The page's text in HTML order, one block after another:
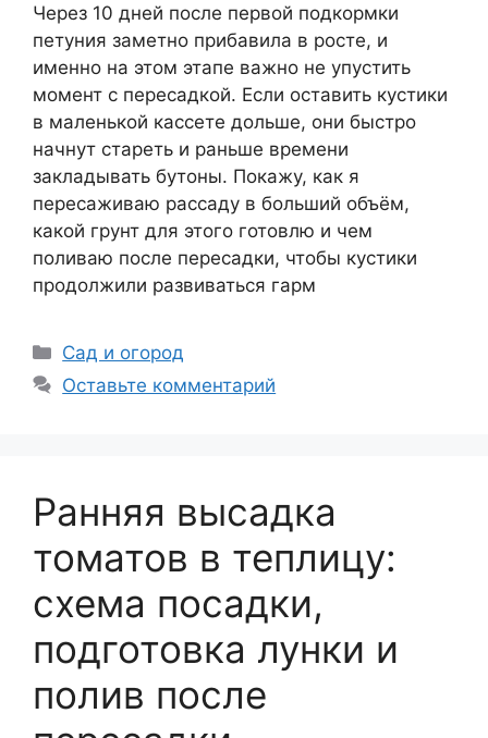
Через 10 дней после первой подкормки
петуния заметно прибавила в росте, и
именно на этом этапе важно не упустить
момент с пересадкой. Если оставить кустики
в маленькой кассете дольше, они быстро
начнут стареть и раньше времени
закладывать бутоны. Покажу, как я
пересаживаю рассаду в больший объём,
какой грунт для этого готовлю и чем
поливаю после пересадки, чтобы кустики
продолжили развиваться гарм
Рубрики
Сад и огород
Оставьте комментарий
Ранняя высадка
томатов в теплицу:
схема посадки,
подготовка лунки и
полив после